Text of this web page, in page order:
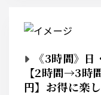
《3時間》
【2時間→3
円】お得に楽